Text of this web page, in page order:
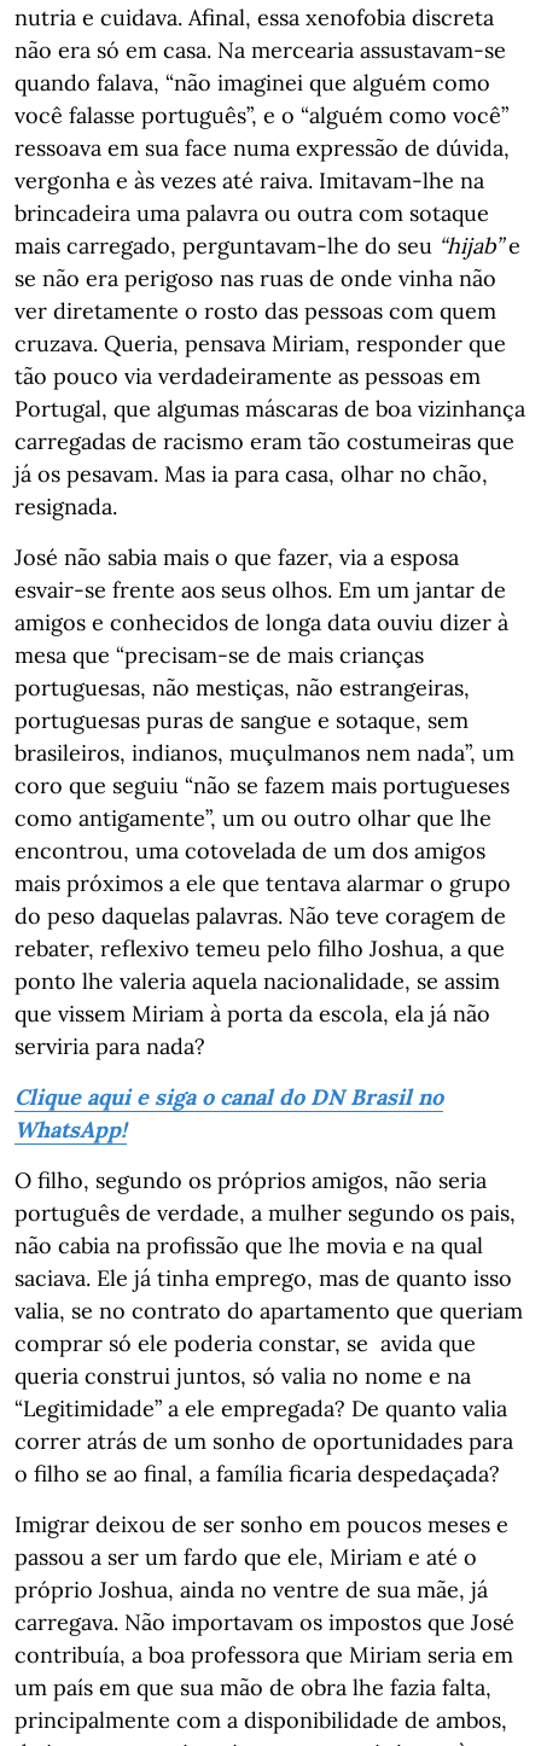
nutria e cuidava. Afinal, essa xenofobia discreta
não era só em casa. Na mercearia assustavam-se
quando falava, “não imaginei que alguém como
você falasse português”, e o “alguém como você”
ressoava em sua face numa expressão de dúvida,
vergonha e às vezes até raiva. Imitavam-lhe na
brincadeira uma palavra ou outra com sotaque
mais carregado, perguntavam-lhe do seu “hijab”e
se não era perigoso nas ruas de onde vinha não
ver diretamente o rosto das pessoas com quem
cruzava. Queria, pensava Miriam, responder que
tão pouco via verdadeiramente as pessoas em
Portugal, que algumas máscaras de boa vizinhança
carregadas de racismo eram tão costumeiras que
já os pesavam. Mas ia para casa, olhar no chão,
resignada.
José não sabia mais o que fazer, via a esposa
esvair-se frente aos seus olhos. Em um jantar de
amigos e conhecidos de longa data ouviu dizer à
mesa que “precisam-se de mais crianças
portuguesas, não mestiças, não estrangeiras,
portuguesas puras de sangue e sotaque, sem
brasileiros, indianos, muçulmanos nem nada”, um
coro que seguiu “não se fazem mais portugueses
como antigamente”, um ou outro olhar que lhe
encontrou, uma cotovelada de um dos amigos
mais próximos a ele que tentava alarmar o grupo
do peso daquelas palavras. Não teve coragem de
rebater, reflexivo temeu pelo filho Joshua, a que
ponto lhe valeria aquela nacionalidade, se assim
que vissem Miriam à porta da escola, ela já não
serviria para nada?
Clique aqui e siga o canal do DN Brasil no
WhatsApp!
O filho, segundo os próprios amigos, não seria
português de verdade, a mulher segundo os pais,
não cabia na profissão que lhe movia e na qual
saciava. Ele já tinha emprego, mas de quanto isso
valia, se no contrato do apartamento que queriam
comprar só ele poderia constar, se avida que
queria construi juntos, só valia no nome e na
“Legitimidade” a ele empregada? De quanto valia
correr atrás de um sonho de oportunidades para
o filho se ao final, a família ficaria despedaçada?
Imigrar deixou de ser sonho em poucos meses e
passou a ser um fardo que ele, Miriam e até o
próprio Joshua, ainda no ventre de sua mãe, já
carregava. Não importavam os impostos que José
contribuía, a boa professora que Miriam seria em
um país em que sua mão de obra lhe fazia falta,
principalmente com a disponibilidade de ambos,